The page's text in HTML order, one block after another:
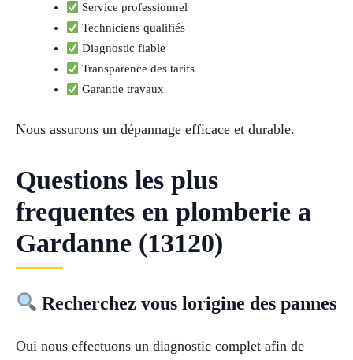
Service professionnel
Techniciens qualifiés
Diagnostic fiable
Transparence des tarifs
Garantie travaux
Nous assurons un dépannage efficace et durable.
Questions les plus
frequentes en plomberie a
Gardanne (13120)
Recherchez vous lorigine des pannes
Oui nous effectuons un diagnostic complet afin de